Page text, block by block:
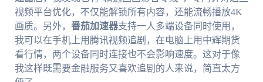
视频平台优化，不仅能解锁所有内容，还能流畅播放4K
画质。另外， 番茄加速器支持一人多端设备同时使用，
我可以在手机上用腾讯视频追剧，在电脑上用中辉期货
看行情，两个设备同时连接也不会影响速度。这对于像
我这样既需要金融服务又喜欢追剧的人来说，简直太方